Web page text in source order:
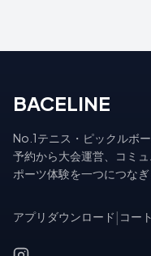
BACELINE
No.1テニス・ピックルボ
予約から大会運営、コミ
ポーツ体験を一つにつなぎ
アプリダウンロード コー